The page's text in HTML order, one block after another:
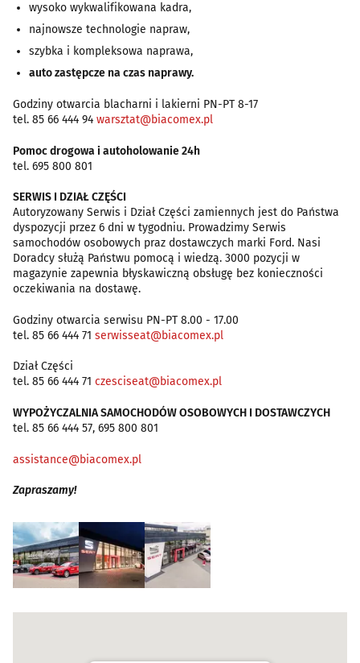
wysoko wykwalifikowana kadra,
najnowsze technologie napraw,
szybka i kompleksowa naprawa,
auto zastępcze na czas naprawy.
Godziny otwarcia blacharni i lakierni PN-PT 8-17
tel. 85 66 444 94 warsztat@biacomex.pl
Pomoc drogowa i autoholowanie 24h
tel. 695 800 801
SERWIS I DZIAŁ CZĘŚCI
Autoryzowany Serwis i Dział Części zamiennych jest do Państwa
dyspozycji przez 6 dni w tygodniu. Prowadzimy Serwis
samochodów osobowych praz dostawczych marki Ford. Nasi
Doradcy służą Państwu pomocą i wiedzą. 3000 pozycji w
magazynie zapewnia błyskawiczną obsługę bez konieczności
oczekiwania na dostawę.
Godziny otwarcia serwisu PN-PT 8.00 - 17.00
tel. 85 66 444 71 serwisseat@biacomex.pl
Dział Części
tel. 85 66 444 71 czesciseat@biacomex.pl
WYPOŻYCZALNIA SAMOCHODÓW OSOBOWYCH I DOSTAWCZYCH
tel. 85 66 444 57, 695 800 801
assistance@biacomex.pl
Zapraszamy!